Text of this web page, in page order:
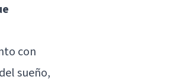
con
sueño,